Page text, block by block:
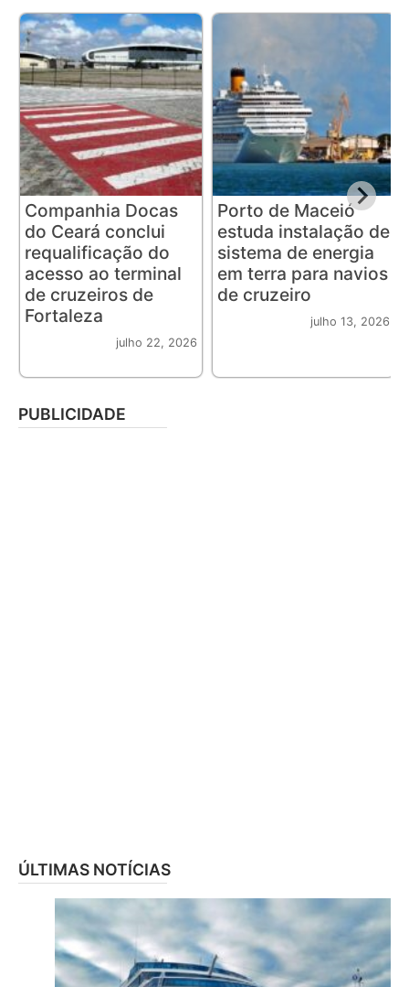
Companhia Docas
do Ceará conclui
requalificação do
acesso ao terminal
de cruzeiros de
Fortaleza
julho 22, 2026
Porto de Maceió
estuda instalação de
sistema de energia
em terra para navios
de cruzeiro
julho 13, 2026
PUBLICIDADE
ÚLTIMAS NOTÍCIAS